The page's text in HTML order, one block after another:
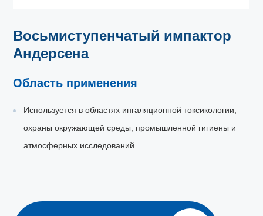
Восьмиступенчатый импактор
Андерсена
Область применения
Используется в областях ингаляционной токсикологии,
охраны окружающей среды, промышленной гигиены и
атмосферных исследований.